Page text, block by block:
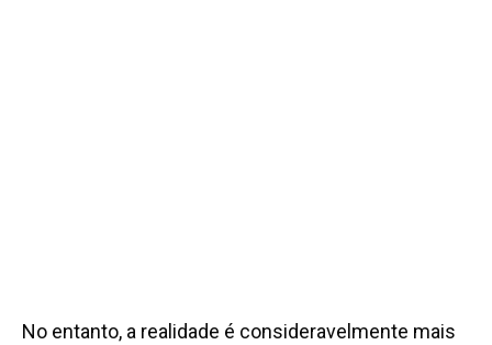
No entanto, a realidade é consideravelmente mais